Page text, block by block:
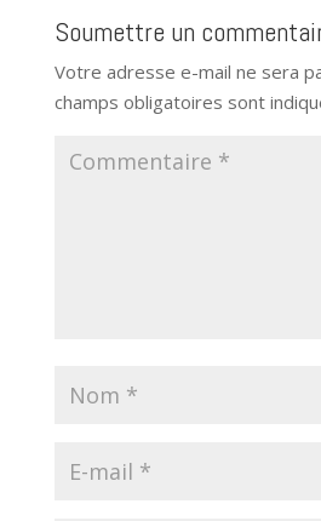
Soumettre un
Votre adresse e-mail ne sera
champs obligatoires sont